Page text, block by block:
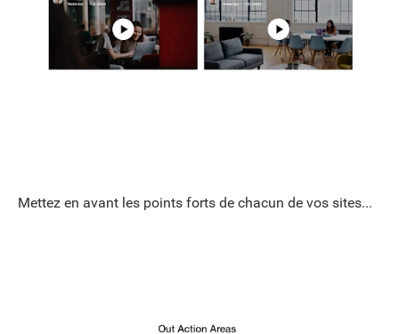
Mettez en avant les points forts de chacun de vos sites...